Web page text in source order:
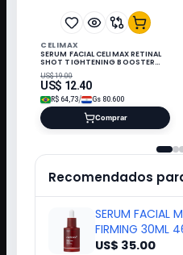
CELIMAX
SERUM FACIAL CELIMAX RETINAL
SHOT TIGHTENING BOOSTER
FIRM 15ML 320812
US$19.00
US$ 12.40
R$ 64,73/ Gs 80.600
Comprar
Recomendados
SERUM FACIAL
FIRMING 30ML
US$ 35.00